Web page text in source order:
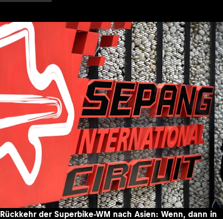
Rückkehr der Superbike-WM nach Asien: Wenn, dann in